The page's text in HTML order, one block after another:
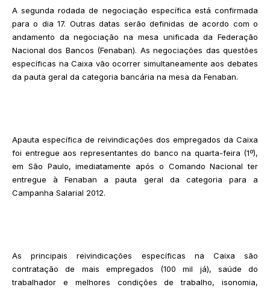
A segunda rodada de negociação específica está confirmada
para o dia 17. Outras datas serão definidas de acordo com o
andamento da negociação na mesa unificada da Federação
Nacional dos Bancos (Fenaban). As negociações das questões
específicas na Caixa vão ocorrer simultaneamente aos debates
da pauta geral da categoria bancária na mesa da Fenaban.
Apauta específica de reivindicações dos empregados da Caixa
foi entregue aos representantes do banco na quarta-feira (1º),
em São Paulo, imediatamente após o Comando Nacional ter
entregue à Fenaban a pauta geral da categoria para a
Campanha Salarial 2012.
As principais reivindicações específicas na Caixa são
contratação de mais empregados (100 mil já), saúde do
trabalhador e melhores condições de trabalho, isonomia,